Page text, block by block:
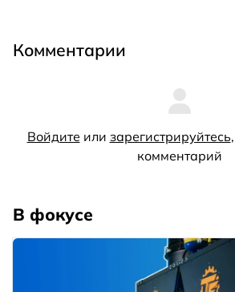
Комментарии
Войдите или зарегистрируйтесь
комментарий
В фокусе